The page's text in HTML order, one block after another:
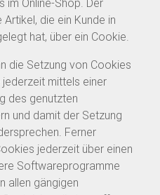
im Online-Shop. Der
die ein Kunde in
hat, über ein Cookie.
die Setzung von Cookies
mittels einer
des genutzten
und damit der Setzung
Ferner
jederzeit über einen
Softwareprogramme
allen gängigen